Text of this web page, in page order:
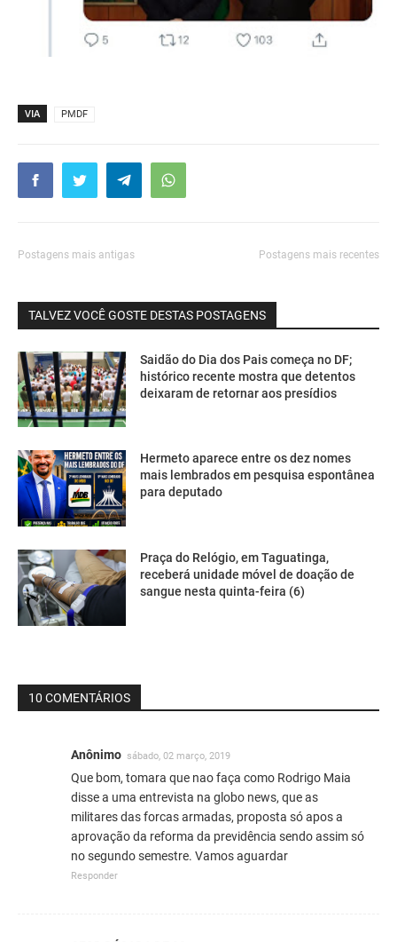
VIA PMDF
Postagens mais antigas Postagens mais recentes
TALVEZ VOCÊ GOSTE DESTAS POSTAGENS
Saidão do Dia dos Pais começa no DF;
histórico recente mostra que detentos
deixaram de retornar aos presídios
Hermeto aparece entre os dez nomes
mais lembrados em pesquisa espontânea
para deputado
Praça do Relógio, em Taguatinga,
receberá unidade móvel de doação de
sangue nesta quinta-feira (6)
10 COMENTÁRIOS
Anônimo sábado, 02 março, 2019
Que bom, tomara que nao faça como Rodrigo Maia
disse a uma entrevista na globo news, que as
militares das forcas armadas, proposta só apos a
aprovação da reforma da previdência sendo assim só
no segundo semestre. Vamos aguardar
Responder